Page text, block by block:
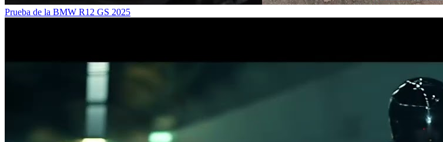
Prueba de la BMW R12 GS 2025